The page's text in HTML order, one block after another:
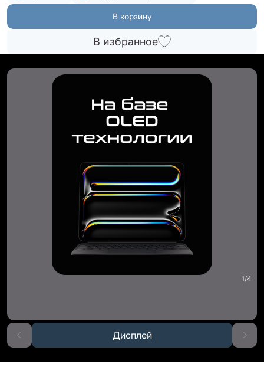
В корзину
В избранное
1/4
Дисплей